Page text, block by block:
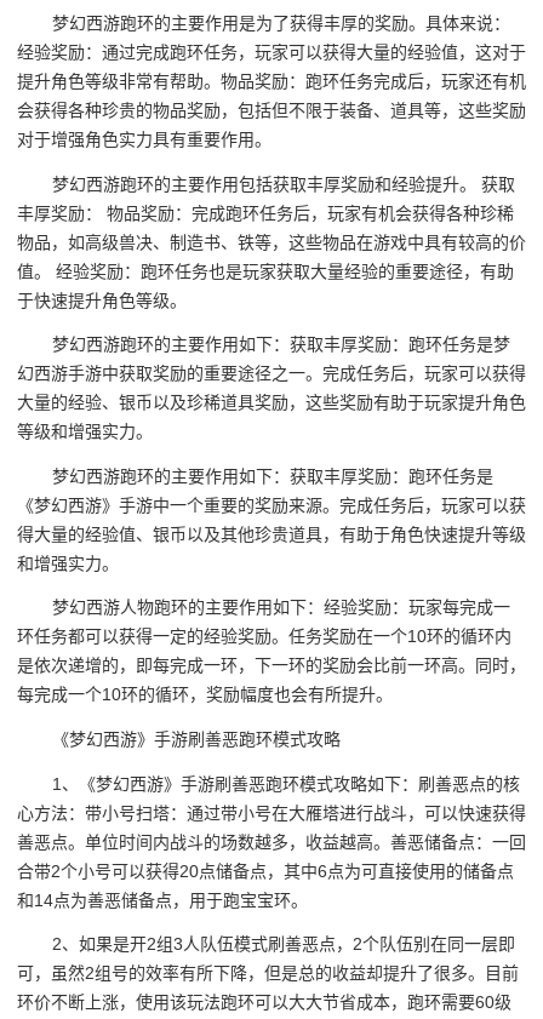
梦幻西游跑环的主要作用是为了获得丰厚的奖励。具体来说：
经验奖励：通过完成跑环任务，玩家可以获得大量的经验值，这对于
提升角色等级非常有帮助。物品奖励：跑环任务完成后，玩家还有机
会获得各种珍贵的物品奖励，包括但不限于装备、道具等，这些奖励
对于增强角色实力具有重要作用。
梦幻西游跑环的主要作用包括获取丰厚奖励和经验提升。 获取
丰厚奖励： 物品奖励：完成跑环任务后，玩家有机会获得各种珍稀
物品，如高级兽决、制造书、铁等，这些物品在游戏中具有较高的价
值。 经验奖励：跑环任务也是玩家获取大量经验的重要途径，有助
于快速提升角色等级。
梦幻西游跑环的主要作用如下：获取丰厚奖励：跑环任务是梦
幻西游手游中获取奖励的重要途径之一。完成任务后，玩家可以获得
大量的经验、银币以及珍稀道具奖励，这些奖励有助于玩家提升角色
等级和增强实力。
梦幻西游跑环的主要作用如下：获取丰厚奖励：跑环任务是
《梦幻西游》手游中一个重要的奖励来源。完成任务后，玩家可以获
得大量的经验值、银币以及其他珍贵道具，有助于角色快速提升等级
和增强实力。
梦幻西游人物跑环的主要作用如下：经验奖励：玩家每完成一
环任务都可以获得一定的经验奖励。任务奖励在一个10环的循环内
是依次递增的，即每完成一环，下一环的奖励会比前一环高。同时，
每完成一个10环的循环，奖励幅度也会有所提升。
《梦幻西游》手游刷善恶跑环模式攻略
1、《梦幻西游》手游刷善恶跑环模式攻略如下：刷善恶点的核
心方法：带小号扫塔：通过带小号在大雁塔进行战斗，可以快速获得
善恶点。单位时间内战斗的场数越多，收益越高。善恶储备点：一回
合带2个小号可以获得20点储备点，其中6点为可直接使用的储备点
和14点为善恶储备点，用于跑宝宝环。
2、如果是开2组3人队伍模式刷善恶点，2个队伍别在同一层即
可，虽然2组号的效率有所下降，但是总的收益却提升了很多。目前
环价不断上涨，使用该玩法跑环可以大大节省成本，跑环需要60级